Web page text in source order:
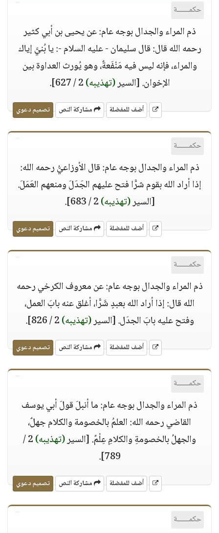
حكمــــــة
ذم المراء والجدال بوجه عام: عن يحيى بن أبي كثير
رحمه الله قال: قال سليمان - عليه السلام -: يا بُنيَّ إياك
والمراء، فإنه ليس فيه مَنْفَعةٌ، وهو يُورث العداوة بين
الإخوان. [السير(تهذيبه)
أضف للمفضلة مشاركة النص تصميم دعوي
حكمــــــة
ذم المراء والجدال بوجه عام: قال الأوزاعيُّ رحمه الله:
إذا أراد الله بقوم شرًّا فتح عليهم الجَدَلَ ومنعهم العَمَلَ.
[السير(تهذيبه)
أضف للمفضلة مشاركة النص تصميم دعوي
حكمــــــة
ذم المراء والجدال بوجه عام: عن معروف الكرخي رحمه
الله قال: إذا أراد الله بعبدٍ شَرًّا، أغلق عنه بابَ العمل،
وفتح عليه بابَ الجدَل. [السير(تهذيبه)
أضف للمفضلة مشاركة النص تصميم دعوي
حكمــــــة
ذم المراء والجدال بوجه عام: ما أنبلَ قولَ أبي يوسف
القاضي رحمه الله: العلمُ بالخصومة والكلام جهلٌ،
والجهلُ بالخصومةِ والكلامِ عِلْمٌ. [السير(تهذيبه) 2 /
789].
أضف للمفضلة مشاركة النص تصميم دعوي
حكمــــــة